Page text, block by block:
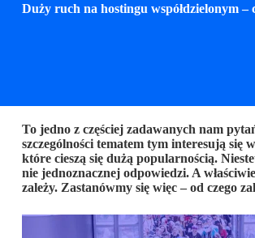
Duży ruch na hostingu współdzielonym –
To jedno z częściej zadawanych nam
szczególności tematem tym interesują się
które cieszą się dużą popularnością.
nie jednoznacznej odpowiedzi. A
zależy. Zastanówmy się więc – od czego